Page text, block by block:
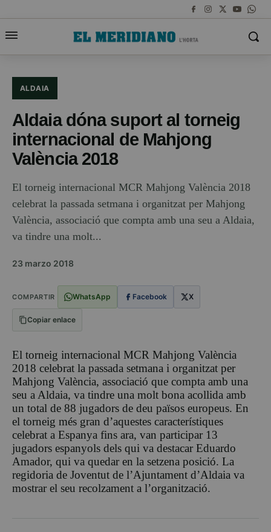
ALDAIA
Aldaia dóna suport al torneig
internacional de Mahjong
València 2018
El torneig internacional MCR Mahjong València 2018
celebrat la passada setmana i organitzat per Mahjong
València, associació que compta amb una seu a Aldaia,
va tindre una molt...
23 marzo 2018
COMPARTIR WhatsApp Facebook X
Copiar enlace
El torneig internacional MCR Mahjong València
2018 celebrat la passada setmana i organitzat per
Mahjong València, associació que compta amb una
seu a Aldaia, va tindre una molt bona acollida amb
un total de 88 jugadors de deu països europeus. En
el torneig més gran d’aquestes característiques
celebrat a Espanya fins ara, van participar 13
jugadors espanyols dels qui va destacar Eduardo
Amador, qui va quedar en la setzena posició. La
regidoria de Joventut de l’Ajuntament d’Aldaia va
mostrar el seu recolzament a l’organització.